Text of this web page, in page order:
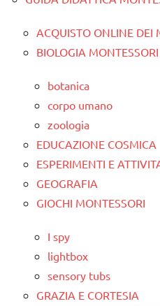
ACQUISTO ONLINE DEI
BIOLOGIA MONTESSORI
botanica
corpo umano
zoologia
EDUCAZIONE COSMICA
ESPERIMENTI E
GEOGRAFIA
GIOCHI MONTESSORI
I spy
lightbox
sensory tubs
GRAZIA E CORTESIA